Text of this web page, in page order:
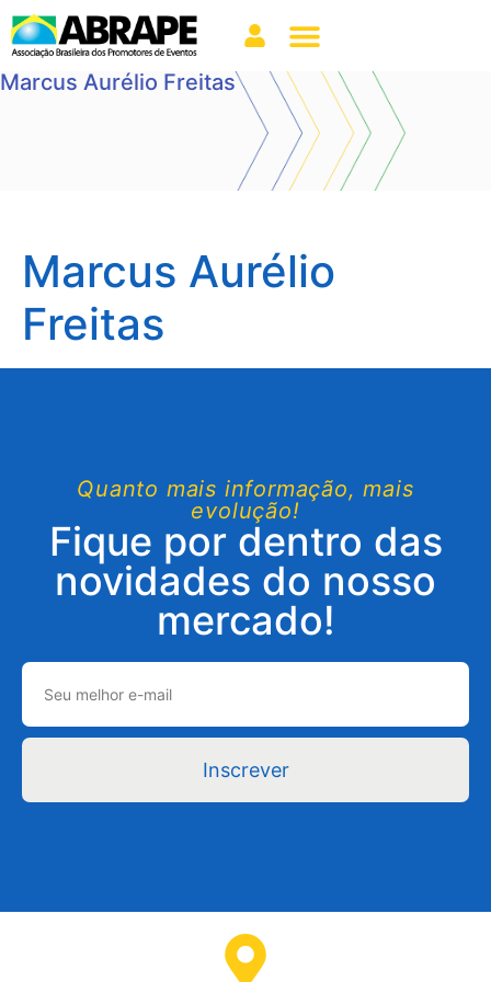
Marcus Aurélio Freitas
Marcus Aurélio
Freitas
Quanto mais informação, mais
evolução!
Fique por dentro das
novidades do nosso
mercado!
Inscrever